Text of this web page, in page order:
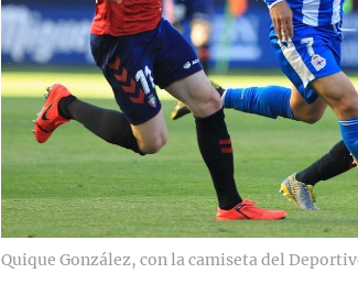
Quique González, con la camiseta del